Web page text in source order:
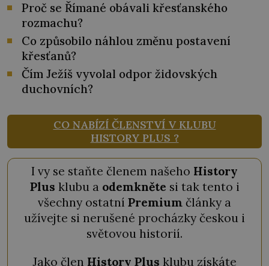
Proč se Římané obávali křesťanského
rozmachu?
Co způsobilo náhlou změnu postavení
křesťanů?
Čím Ježíš vyvolal odpor židovských
duchovních?
CO NABÍZÍ ČLENSTVÍ V KLUBU
HISTORY PLUS ?
I vy se staňte členem našeho History
Plus klubu a odemkněte si tak tento i
všechny ostatní Premium články a
užívejte si nerušené procházky českou i
světovou historií.
Jako člen History Plus klubu získáte